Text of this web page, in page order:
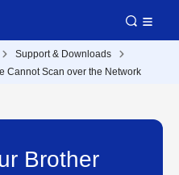
Support & Downloads
Cannot Scan over the Network
Brother